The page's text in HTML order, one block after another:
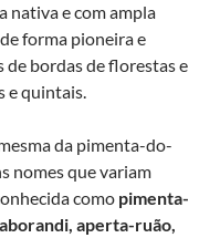
nativa e com ampla
forma pioneira e
bordas de florestas e
e quintais.
da pimenta-do-
nomes que variam
como pimenta-
aperta-ruão,